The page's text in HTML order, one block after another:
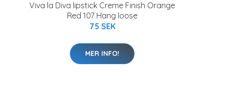
Viva la Diva lipstick Creme Finish Orange
Red 107 Hang loose
75 SEK
MER INFO!